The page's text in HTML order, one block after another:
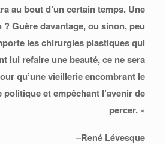
au bout d’un certain temps. Une
? Guère davantage, ou sinon, peu
les chirurgies plastiques qui
lui refaire une beauté, ce ne sera
qu’une vieillerie encombrant le
politique et empêchant l’avenir de
percer. »
–René Lévesque